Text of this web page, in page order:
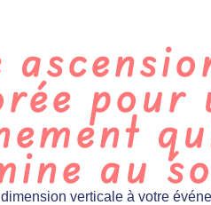
pour
au
verticale à votre